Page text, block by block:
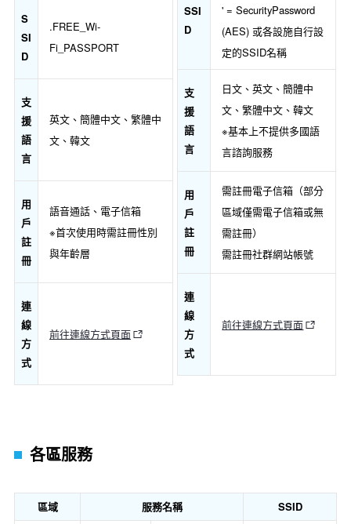
S
SI
D
.FREE_Wi-
Fi_PASSPORT
支
援
語
言
英文、簡體中文、繁體中
文、韓文
用
戶
註
冊
語音通話、電子信箱
※首次使用時需註冊性別
與年齡層
連
線
方
式
前往連線方式頁面
SSI
D
' = SecurityPassword
(AES) 或各設施自行設
定的SSID名稱
支
援
語
言
日文、英文、簡體中
文、繁體中文、韓文
※基本上不提供多國語
言諮詢服務
用
戶
註
冊
需註冊電子信箱（部分
區域僅需電子信箱或無
需註冊）
需註冊社群網站帳號
連
線
方
式
前往連線方式頁面
各區服務
區域 服務名稱 SSID